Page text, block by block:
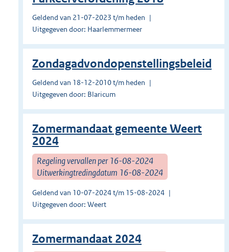
Geldend van 21-07-2023 t/m heden
Uitgegeven door: Haarlemmermeer
Zondagadvondopenstellingsbeleid
Geldend van 18-12-2010 t/m heden
Uitgegeven door: Blaricum
Zomermandaat gemeente Weert
2024
Regeling vervallen per 16-08-2024
Uitwerkingtredingdatum 16-08-2024
Geldend van 10-07-2024 t/m 15-08-2024
Uitgegeven door: Weert
Zomermandaat 2024